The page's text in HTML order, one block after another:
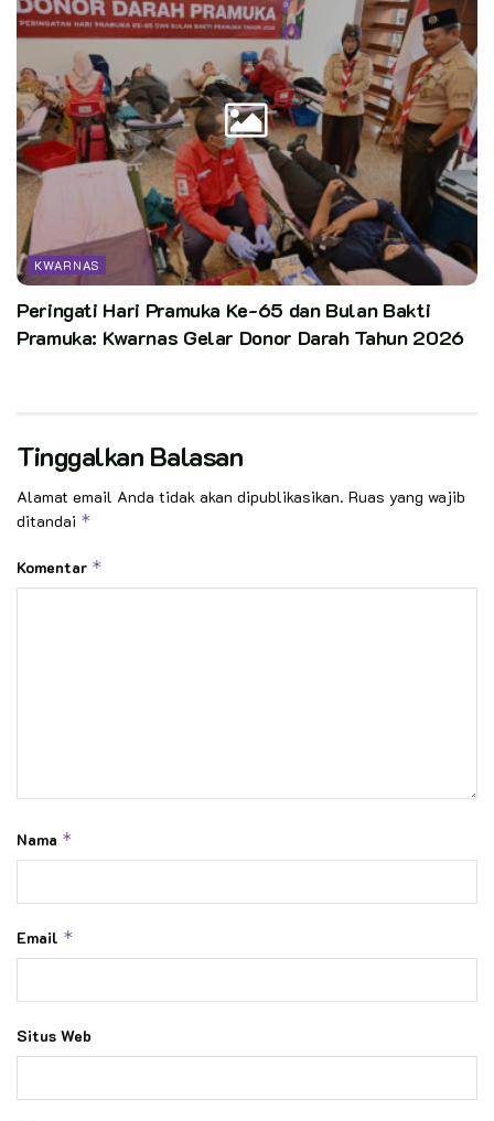
KWARNAS
Peringati Hari Pramuka Ke-65 dan Bulan Bakti
Pramuka: Kwarnas Gelar Donor Darah Tahun 2026
Tinggalkan Balasan
Alamat email Anda tidak akan dipublikasikan. Ruas yang wajib
ditandai *
Komentar *
Nama *
Email *
Situs Web